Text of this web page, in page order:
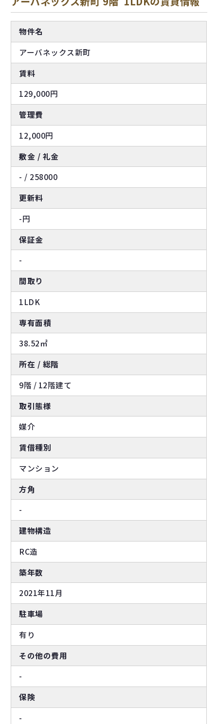
物件名
アーバネックス新町
賃料
129,000円
管理費
12,000円
敷金 / 礼金
- / 258000
更新料
-円
保証金
-
間取り
1LDK
専有面積
38.52㎡
所在 / 総階
9階 / 12階建て
取引態様
媒介
賃借種別
マンション
方角
-
建物構造
RC造
築年数
2021年11月
駐車場
有り
その他の費用
-
保険
-